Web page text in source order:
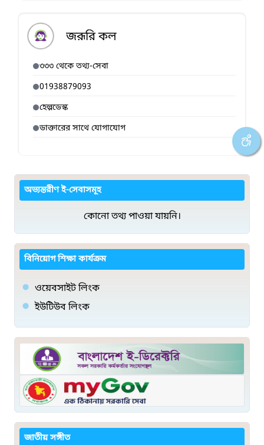
জরূরি কল
৩৩৩ থেকে তথ্য-সেবা
01938879093
হেল্পডেস্ক
ডাক্তারের সাথে যোগাযোগ
অভ্যন্তরীণ ই-সেবাসমূহ
কোনো তথ্য পাওয়া যায়নি।
বিনিয়োগ শিক্ষা কার্যক্রম
ওয়েবসাইট লিংক
ইউটিউব লিংক
জাতীয় সঙ্গীত